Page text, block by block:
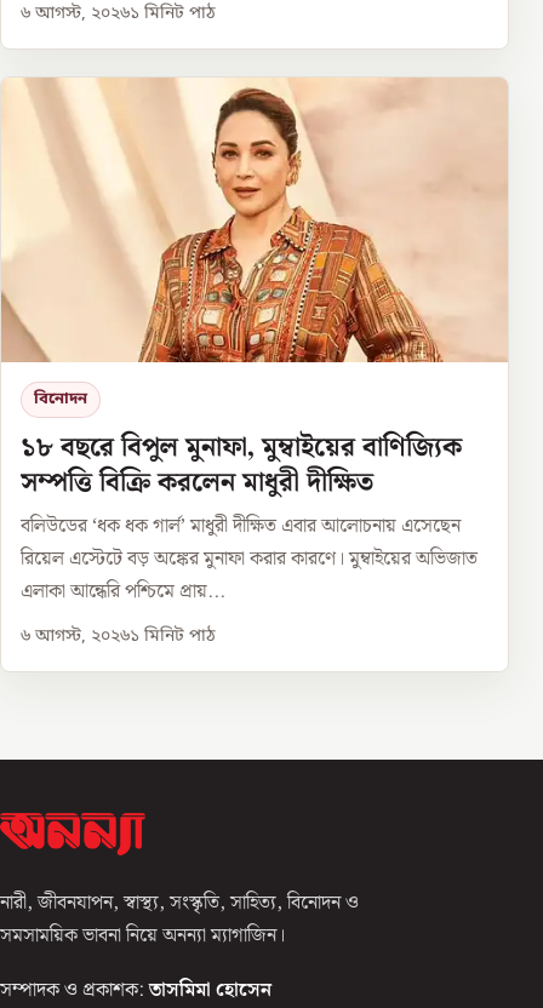
৬ আগস্ট, ২০২৬১ মিনিট পাঠ
বিনোদন
১৮ বছরে বিপুল মুনাফা, মুম্বাইয়ের বাণিজ্যিক
সম্পত্তি বিক্রি করলেন মাধুরী দীক্ষিত
বলিউডের ‘ধক ধক গার্ল’ মাধুরী দীক্ষিত এবার আলোচনায় এসেছেন
রিয়েল এস্টেটে বড় অঙ্কের মুনাফা করার কারণে। মুম্বাইয়ের অভিজাত
এলাকা আন্ধেরি পশ্চিমে প্রায়...
৬ আগস্ট, ২০২৬১ মিনিট পাঠ
নারী, জীবনযাপন, স্বাস্থ্য, সংস্কৃতি, সাহিত্য, বিনোদন ও
সমসাময়িক ভাবনা নিয়ে অনন্যা ম্যাগাজিন।
সম্পাদক ও প্রকাশক: তাসমিমা হোসেন